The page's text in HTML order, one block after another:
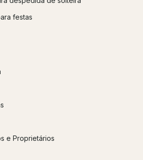
festas
e Proprietários